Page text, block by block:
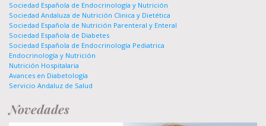
Sociedad Española de Endocrinología y Nutrición
Sociedad Andaluza de Nutrición Clinica y Dietética
Sociedad Española de Nutrición Parenteral y Enteral
Sociedad Española de Diabetes
Sociedad Española de Endocrinología Pediatrica
Endocrinología y Nutrición
Nutrición Hospitalaria
Avances en Diabetología
Servicio Andaluz de Salud
Novedades